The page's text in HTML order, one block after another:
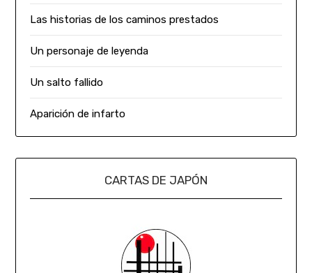
Las historias de los caminos prestados
Un personaje de leyenda
Un salto fallido
Aparición de infarto
CARTAS DE JAPÓN